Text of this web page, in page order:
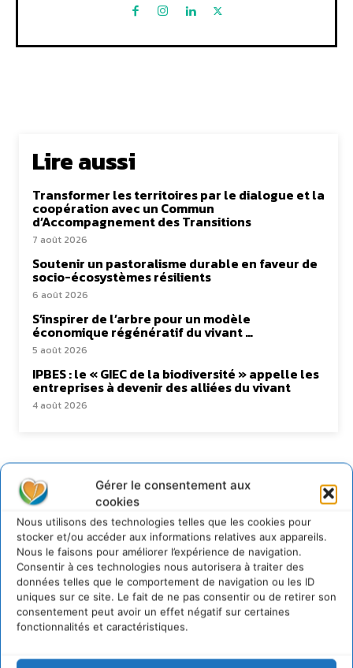
Gérer le consentement aux
cookies
Nous utilisons des technologies telles que les cookies pour
stocker et/ou accéder aux informations relatives aux appareils.
Nous le faisons pour améliorer l’expérience de navigation.
Consentir à ces technologies nous autorisera à traiter des
données telles que le comportement de navigation ou les ID
uniques sur ce site. Le fait de ne pas consentir ou de retirer son
consentement peut avoir un effet négatif sur certaines
fonctionnalités et caractéristiques.
Lire aussi
Transformer les territoires par le dialogue et la
coopération avec un Commun
d’Accompagnement des Transitions
7 août 2026
Soutenir un pastoralisme durable en faveur de
socio-écosystèmes résilients
6 août 2026
S’inspirer de l’arbre pour un modèle
économique régénératif du vivant …
5 août 2026
IPBES : le « GIEC de la biodiversité » appelle les
entreprises à devenir des alliées du vivant
4 août 2026
Newsletter
JE M'ABONNE